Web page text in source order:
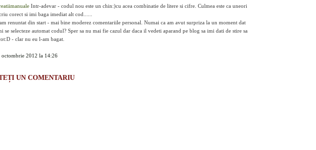
Intr-adevar - codul nou este un chin:)cu acea combinatie de litere si cifre. Culmea este ca uneori
corect si imi baga imediat alt cod......
renuntat din start - mai bine moderez comentariile personal. Numai ca am avut surpriza la un moment dat
se selecteze automat codul? Sper sa nu mai fie cazul dar daca il vedeti aparand pe blog sa imi dati de stire sa
- clar nu eu l-am bagat.
octombrie 2012 la 14:26
UN COMENTARIU